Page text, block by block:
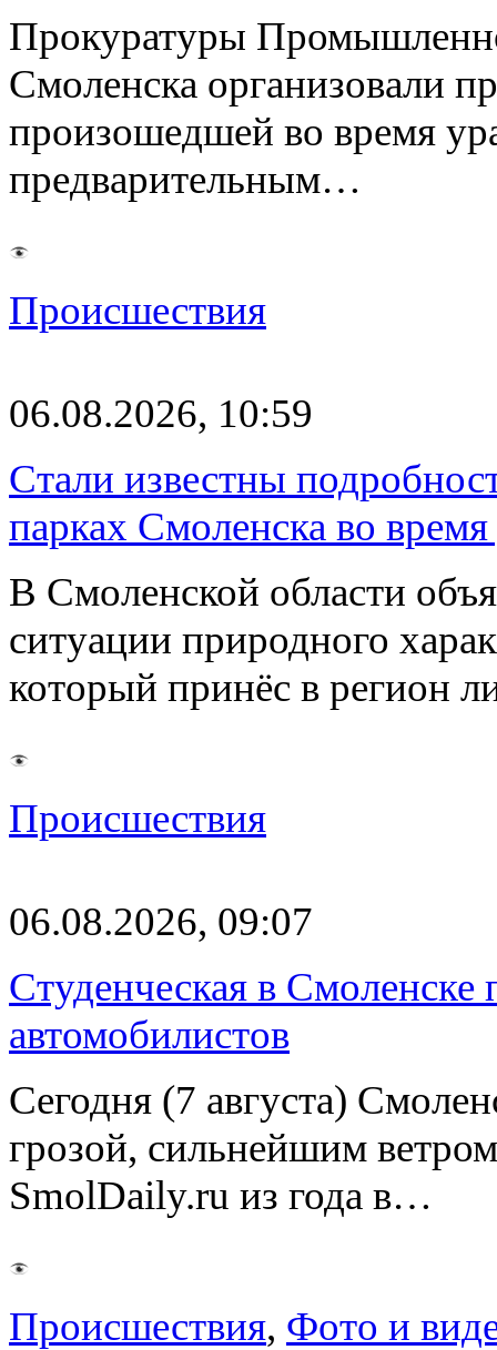
Прокуратуры
Смоленска организовали
произошедшей во время
предварительным…
Происшествия
06.08.2026, 10:59
Стали известны
парках Смоленска во
В Смоленской области
ситуации природного
который принёс в регион
Происшествия
06.08.2026, 09:07
Студенческая в Смоленске
автомобилистов
Сегодня (7 августа)
грозой, сильнейшим
SmolDaily.ru из года в…
Происшествия, Фото и